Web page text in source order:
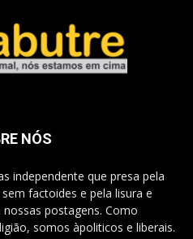
NÓS
independente que presa pela
factoides e pela lisura e
postagens. Como
somos àpoliticos e liberais.